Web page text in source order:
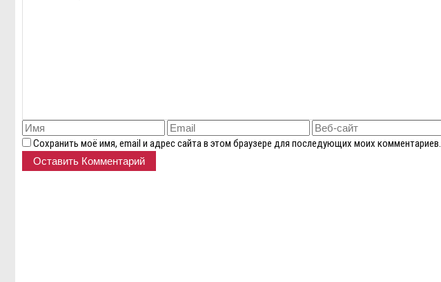
Сохранить моё имя, email и адрес сайта в этом браузере для последующих моих комментариев.